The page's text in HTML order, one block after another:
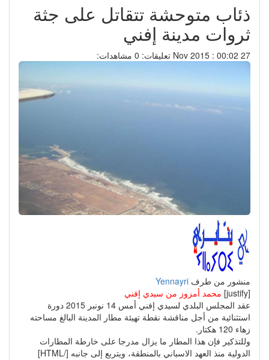
ذئاب متوحشة تتقاتل على جثة
ثروات مدينة إفني
27 Nov 2015 : 00:02 تعليقات: 0 مشاهدات:
منشور من طرفYennayri
محمد أمزوز من سيدي إفني
عقد المجلس البلدي لسيدي إفني أمس 14 نونبر 2015 دورة
استثنائية من أجل مناقشة نقطة تهيئة مطار المدينة البالغ مساحته
زهاء 120 هكتار.
وللتذكير فإن هذا المطار ما يزال مدرجا على خارطة المطارات
الدولية منذ العهد الاسباني بالمنطقة، ويتربع إلى جانبه [/HTML]